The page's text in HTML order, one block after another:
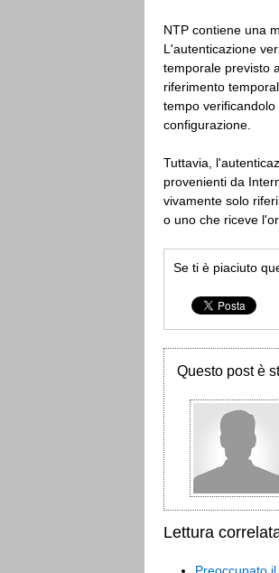
NTP contiene una
L'autenticazione
temporale previsto
riferimento
tempo
configurazione.
Tuttavia,
provenienti da
vivamente solo
o uno che riceve
Se ti è piaciuto
Questo post è
Lettura
Preoccupato